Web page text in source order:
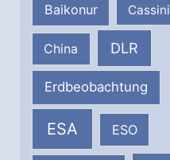
Baikonur Cassini
China DLR
Erdbeobachtung
ESA ESO